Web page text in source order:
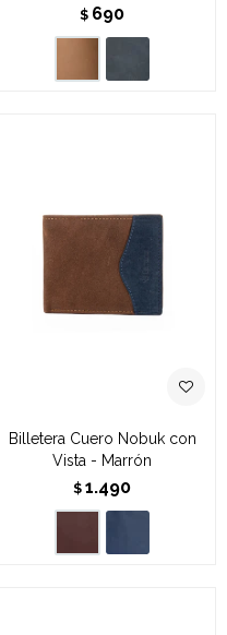
$ 690
Billetera Cuero Nobuk con
Vista - Marrón
$ 1.490